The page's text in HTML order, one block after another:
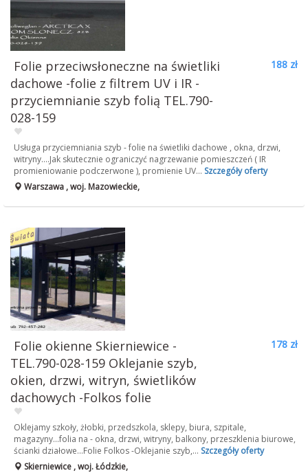
Folie przeciwsłoneczne na świetliki
dachowe -folie z filtrem UV i IR -
przyciemnianie szyb folią TEL.790-
028-159
188 zł
Usługa przyciemniania szyb - folie na świetliki dachowe , okna, drzwi,
witryny....Jak skutecznie ograniczyć nagrzewanie pomieszczeń ( IR
promieniowanie podczerwone ), promienie UV... Szczegóły oferty
Warszawa , woj. Mazowieckie,
Folie okienne Skierniewice -
TEL.790-028-159 Oklejanie szyb,
okien, drzwi, witryn, świetlików
dachowych -Folkos folie
178 zł
Oklejamy szkoły, żłobki, przedszkola, sklepy, biura, szpitale,
magazyny...folia na - okna, drzwi, witryny, balkony, przeszklenia biurowe,
ścianki działowe...Folie Folkos -Oklejanie szyb,... Szczegóły oferty
Skierniewice , woj. Łódzkie,